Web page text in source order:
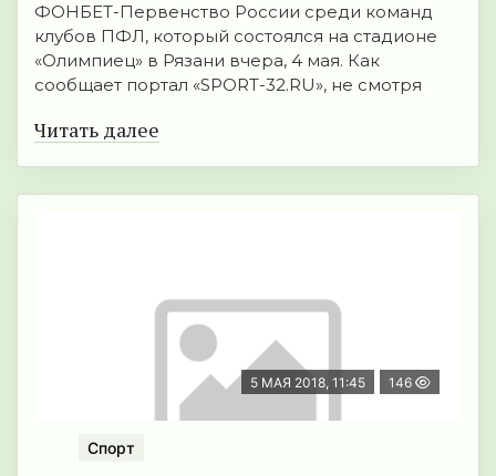
ФОНБЕТ-Первенство России среди команд
клубов ПФЛ, который состоялся на стадионе
«Олимпиец» в Рязани вчера, 4 мая. Как
сообщает портал «SPORT-32.RU», не смотря
Читать далее
5 МАЯ 2018, 11:45 146
Спорт